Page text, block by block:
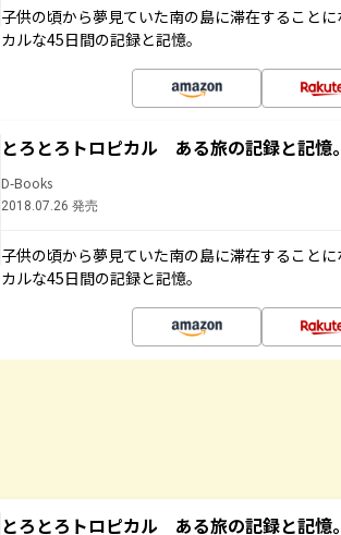
子供の頃から夢見ていた南の島に滞在すること
カルな45日間の記録と記憶。
とろとろトロピカル ある旅の記録と記
D-Books
2018.07.26 発売
子供の頃から夢見ていた南の島に滞在すること
カルな45日間の記録と記憶。
とろとろトロピカル ある旅の記録と記